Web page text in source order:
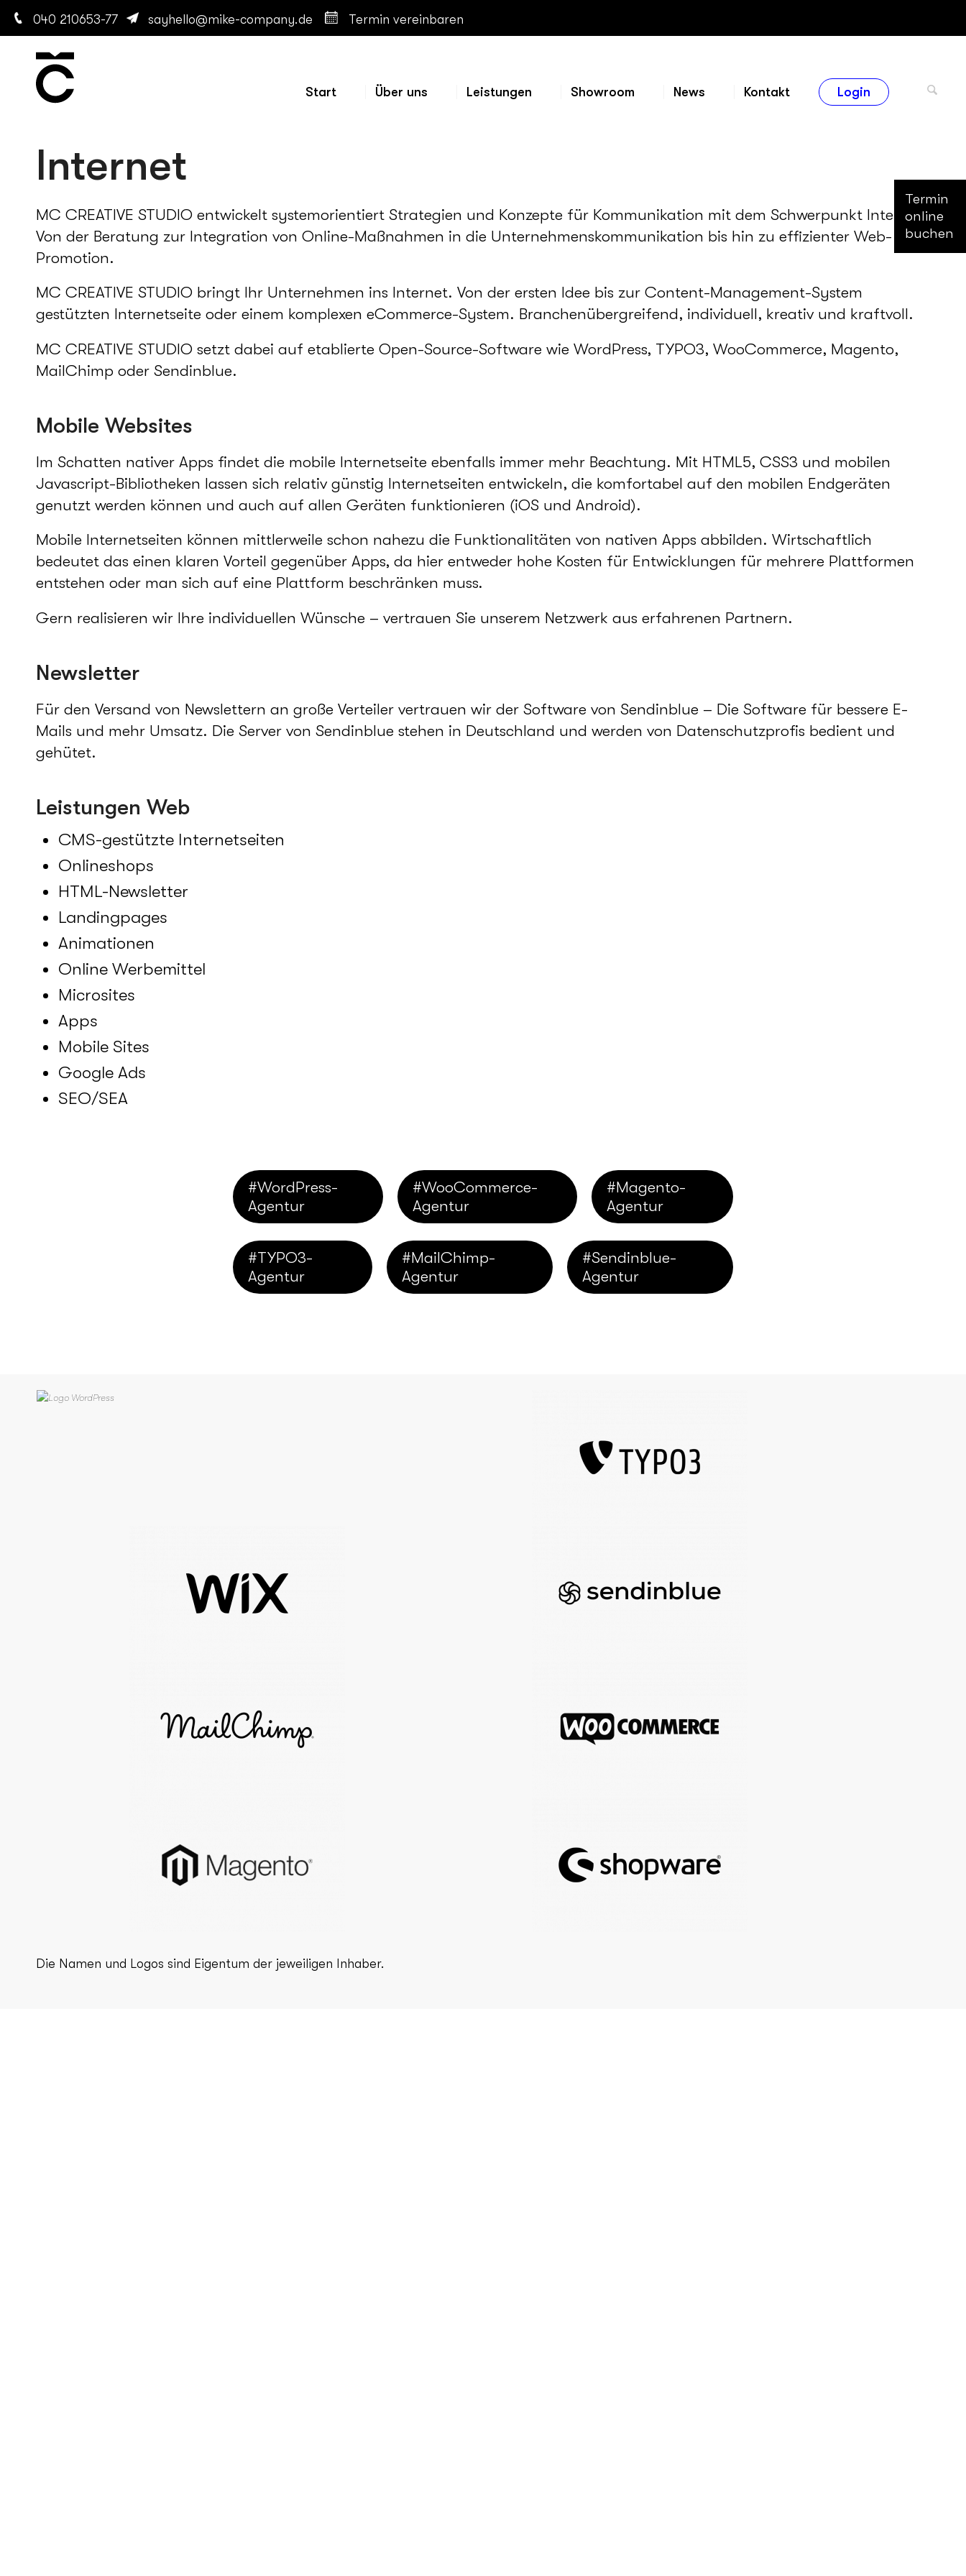
040 210653-77 sayhello@mike-company.de Termin vereinbaren
Start Über uns Leistungen Showroom News Kontakt Login
Internet
MC CREATIVE STUDIO entwickelt systemorientiert Strategien und Konzepte für Kommunikation mit dem Schwerpunkt Internet.
Von der Beratung zur Integration von Online-Maßnahmen in die Unternehmenskommunikation bis hin zu effizienter Web-
Promotion.
MC CREATIVE STUDIO bringt Ihr Unternehmen ins Internet. Von der ersten Idee bis zur Content-Management-System
gestützten Internetseite oder einem komplexen eCommerce-System. Branchenübergreifend, individuell, kreativ und kraftvoll.
MC CREATIVE STUDIO setzt dabei auf etablierte Open-Source-Software wie WordPress, TYPO3, WooCommerce, Magento,
MailChimp oder Sendinblue.
Mobile Websites
Im Schatten nativer Apps findet die mobile Internetseite ebenfalls immer mehr Beachtung. Mit HTML5, CSS3 und mobilen
Javascript-Bibliotheken lassen sich relativ günstig Internetseiten entwickeln, die komfortabel auf den mobilen Endgeräten
genutzt werden können und auch auf allen Geräten funktionieren (iOS und Android).
Mobile Internetseiten können mittlerweile schon nahezu die Funktionalitäten von nativen Apps abbilden. Wirtschaftlich
bedeutet das einen klaren Vorteil gegenüber Apps, da hier entweder hohe Kosten für Entwicklungen für mehrere Plattformen
entstehen oder man sich auf eine Plattform beschränken muss.
Gern realisieren wir Ihre individuellen Wünsche – vertrauen Sie unserem Netzwerk aus erfahrenen Partnern.
Newsletter
Für den Versand von Newslettern an große Verteiler vertrauen wir der Software von Sendinblue – Die Software für bessere E-
Mails und mehr Umsatz. Die Server von Sendinblue stehen in Deutschland und werden von Datenschutzprofis bedient und
gehütet.
Leistungen Web
CMS-gestützte Internetseiten
Onlineshops
HTML-Newsletter
Landingpages
Animationen
Online Werbemittel
Microsites
Apps
Mobile Sites
Google Ads
SEO/SEA
#WordPress-
Agentur
#WooCommerce-
Agentur
#Magento-
Agentur
#TYPO3-
Agentur
#MailChimp-
Agentur
#Sendinblue-
Agentur
Die Namen und Logos sind Eigentum der jeweiligen Inhaber.
Termin
online
buchen